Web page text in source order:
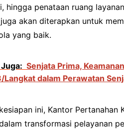
hingga penataan ruang
akan diterapkan untuk
yang baik.
Senjata Prima,
dalam Perawatan
ini, Kantor
transformasi pelayanan